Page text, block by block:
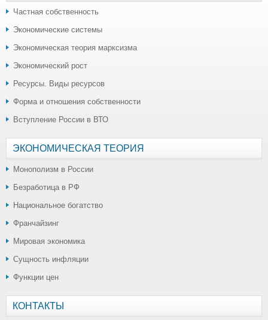
Частная собственность
Экономические системы
Экономическая теория марксизма
Экономический рост
Ресурсы. Виды ресурсов
Форма и отношения собственности
Вступление России в ВТО
ЭКОНОМИЧЕСКАЯ ТЕОРИЯ
Монополизм в России
Безработица в РФ
Национальное богатство
Франчайзинг
Мировая экономика
Сущность инфляции
Функции цен
КОНТАКТЫ